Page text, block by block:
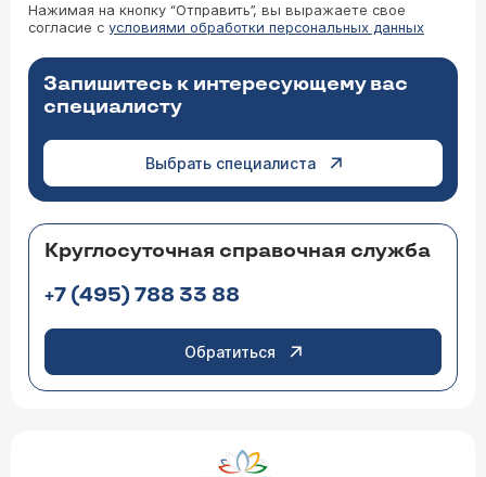
Нажимая на кнопку “Отправить”, вы выражаете свое
согласие с условиями обработки персональных данных
Запишитесь к интересующему вас
специалисту
Выбрать специалиста
Круглосуточная справочная служба
+7 (495) 788 33 88
Обратиться